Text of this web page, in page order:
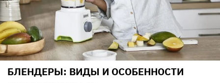
БЛЕНДЕРЫ: ВИДЫ И ОСОБЕННОСТИ